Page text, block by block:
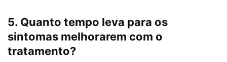
5. Quanto tempo leva para os
sintomas melhorarem com o
tratamento?